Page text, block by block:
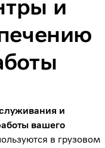
и
и
вашего
в грузовом